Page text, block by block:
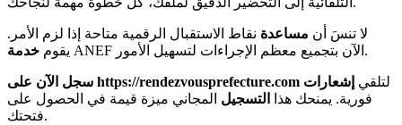
لا تنسَ أن مساعدة نقاط الاستقبال الرقمية متاحة إذا لزم الأمر.
يقوم خدمة ANEF الآن بتجميع معظم الإجراءات لتسهيل الأمور.
سجل الآن على https://rendezvousprefecture.com لتلقي إشعارات
فورية. يمنحك هذا
التسجيل المجاني ميزة قيمة في الحصول على
فتحتك.